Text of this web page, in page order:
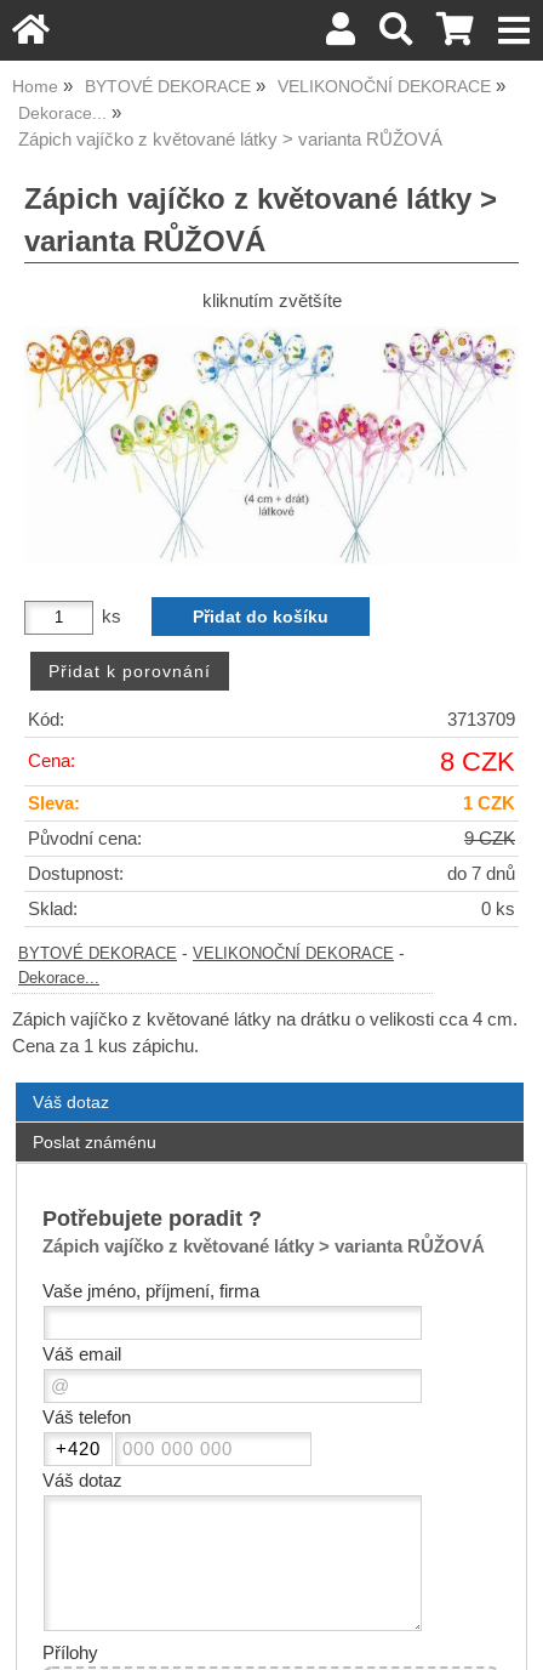
Home BYTOVÉ DEKORACE
VELIKONOČNÍ DEKORACE
Dekorace...
Zápich vajíčko z květované látky > varianta RŮŽOVÁ
Zápich vajíčko z květované látky >
varianta RŮŽOVÁ
kliknutím zvětšíte
ks
Kód: 3713709
Cena: 8 CZK
Sleva:
1 CZK
Původní cena:
9 CZK
Dostupnost:
do 7 dnů
Sklad:
0 ks
BYTOVÉ DEKORACE - VELIKONOČNÍ DEKORACE -
Dekorace...
Zápich vajíčko z květované látky na drátku o velikosti cca 4 cm.
Cena za 1 kus zápichu.
Váš dotaz
Poslat známénu
Potřebujete poradit ?
Zápich vajíčko z květované látky > varianta RŮŽOVÁ
Vaše jméno, příjmení, firma
Váš email
Váš telefon
Váš dotaz
Přílohy